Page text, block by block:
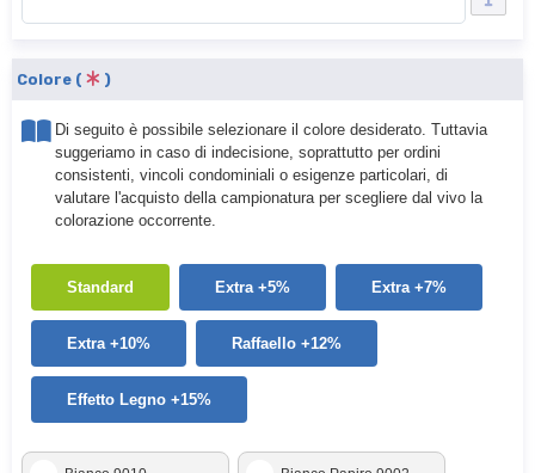
Colore ( )
Di seguito è possibile selezionare il colore desiderato. Tuttavia
suggeriamo in caso di indecisione, soprattutto per ordini
consistenti, vincoli condominiali o esigenze particolari, di
valutare l'acquisto della campionatura per scegliere dal vivo la
colorazione occorrente.
Standard Extra +5% Extra +7%
Extra +10% Raffaello +12%
Effetto Legno +15%